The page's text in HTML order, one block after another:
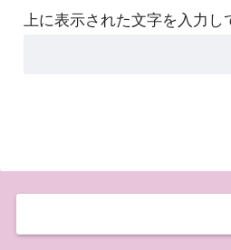
上に表示された文字を入力し